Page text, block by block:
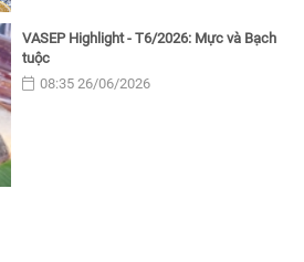
VASEP Highlight - T6/2026: Mực và Bạch
tuộc
08:35 26/06/2026